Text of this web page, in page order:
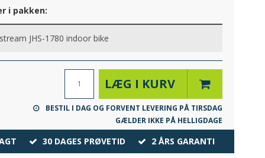
i pakken:
JHS-1780 indoor bike
LÆG I KURV
BESTIL I DAG OG FORVENT LEVERING PÅ TIRSDAG
GÆLDER IKKE PÅ HELLIGDAGE
30 DAGES PRØVETID 2 ÅRS GARANTI